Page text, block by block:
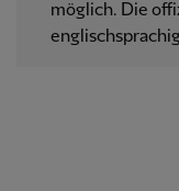
möglich. Die